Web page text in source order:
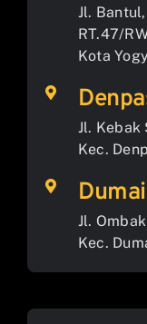
Jl.
RT.47/
Kota
Jl. Kebak
Kec.
Dumai
Jl.
Kec.